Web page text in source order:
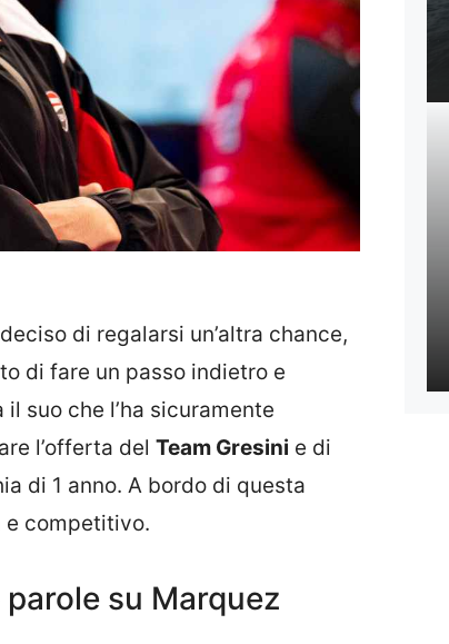
di regalarsi un’altra chance,
di fare un passo indietro e
suo che l’ha sicuramente
l’offerta del Team Gresini e di
di 1 anno. A bordo di questa
e competitivo.
su Marquez